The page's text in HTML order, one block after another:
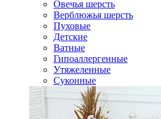
Овечья шерсть
Верблюжья шерсть
Пуховые
Детские
Ватные
Гипоаллергенные
Утяжеленные
Суконные